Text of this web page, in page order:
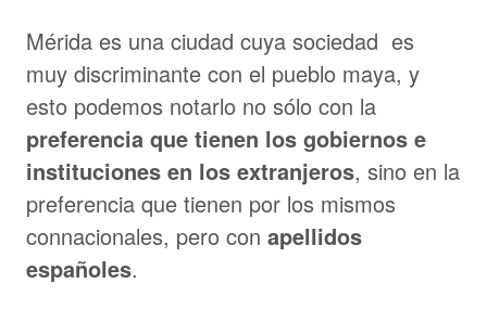
Mérida es una ciudad cuya sociedad es
muy discriminante con el pueblo maya, y
esto podemos notarlo no sólo con la
preferencia que tienen los gobiernos e
instituciones en los extranjeros, sino en la
preferencia que tienen por los mismos
connacionales, pero con apellidos
españoles.